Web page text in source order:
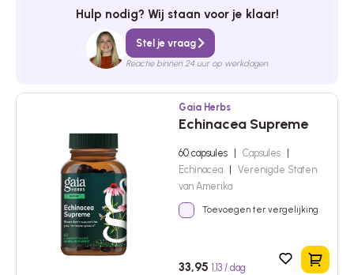
Hulp nodig? Wij staan voor je klaar!
Stel je vraag
Reactie binnen 24 uur op werkdagen
Gaia Herbs
Echinacea Supreme
60 capsules Capsules
Echinacea
Verenigde Staten
van Amerika
Toevoegen ter vergelijking
33,95 1,13 / dag
In het